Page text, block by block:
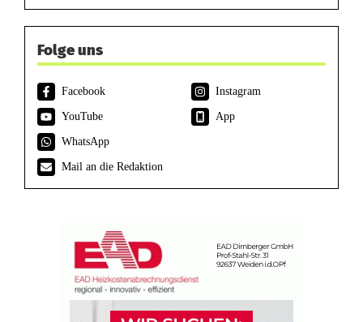
Folge uns
Facebook
Instagram
YouTube
App
WhatsApp
Mail an die Redaktion